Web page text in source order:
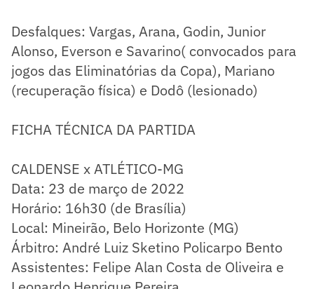
Desfalques: Vargas, Arana, Godin, Junior
Alonso, Everson e Savarino( convocados para
jogos das Eliminatórias da Copa), Mariano
(recuperação física) e Dodô (lesionado)
FICHA TÉCNICA DA PARTIDA
CALDENSE x ATLÉTICO-MG
Data: 23 de março de 2022
Horário: 16h30 (de Brasília)
Local: Mineirão, Belo Horizonte (MG)
Árbitro: André Luiz Sketino Policarpo Bento
Assistentes: Felipe Alan Costa de Oliveira e